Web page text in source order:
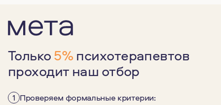
Только5% психотерапевтов
проходит наш отбор
1 Проверяем формальные критерии: